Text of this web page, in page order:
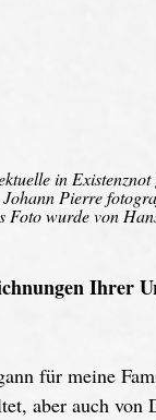
in
Pierre
Foto wurde von
Ihrer
für meine
aber auch